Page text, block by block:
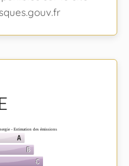
- Estimation des émissions